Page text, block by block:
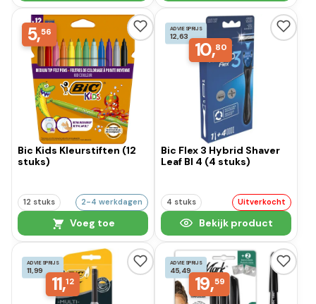
5,56
Bic Kids Kleurstiften (12
stuks)
12 stuks 2-4 werkdagen
Voeg toe
ADVIESPRIJS
12,63
10,80
Bic Flex 3 Hybrid Shaver
Leaf Bl 4 (4 stuks)
4 stuks Uitverkocht
Bekijk product
ADVIESPRIJS
11,99
11,12
ADVIESPRIJS
45,49
19,59